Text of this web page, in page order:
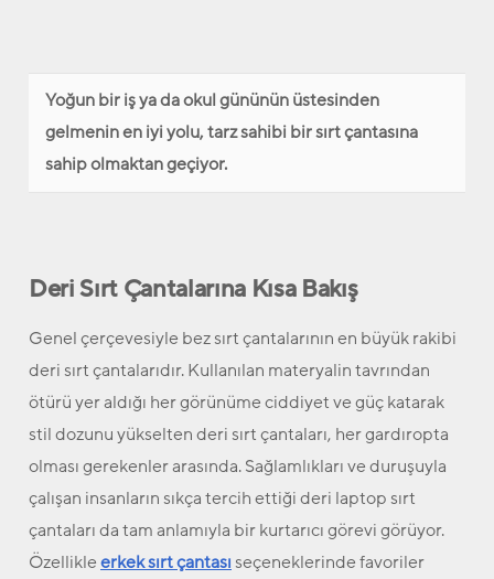
Yoğun bir iş ya da okul gününün üstesinden
gelmenin en iyi yolu, tarz sahibi bir sırt çantasına
sahip olmaktan geçiyor.
Deri Sırt Çantalarına Kısa Bakış
Genel çerçevesiyle bez sırt çantalarının en büyük rakibi
deri sırt çantalarıdır. Kullanılan materyalin tavrından
ötürü yer aldığı her görünüme ciddiyet ve güç katarak
stil dozunu yükselten deri sırt çantaları, her gardıropta
olması gerekenler arasında. Sağlamlıkları ve duruşuyla
çalışan insanların sıkça tercih ettiği deri laptop sırt
çantaları da tam anlamıyla bir kurtarıcı görevi görüyor.
Özellikleerkek sırt çantasıseçeneklerinde favoriler